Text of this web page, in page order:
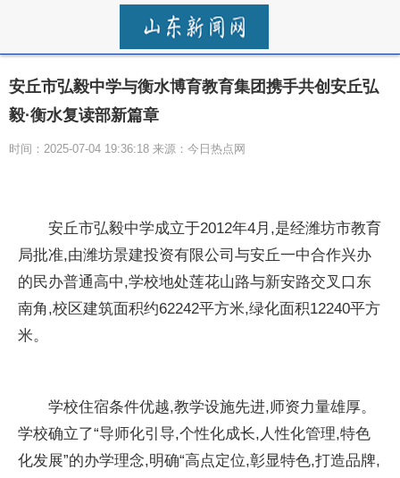
安丘市弘毅中学与衡水博育教育集团携手共创安丘弘
毅·衡水复读部新篇章
时间：2025-07-04 19:36:18 来源：今日热点网
安丘市弘毅中学成立于2012年4月,是经潍坊市教育
局批准,由潍坊景建投资有限公司与安丘一中合作兴办
的民办普通高中,学校地处莲花山路与新安路交叉口东
南角,校区建筑面积约62242平方米,绿化面积12240平方
米。
学校住宿条件优越,教学设施先进,师资力量雄厚。
学校确立了“导师化引导,个性化成长,人性化管理,特色
化发展”的办学理念,明确“高点定位,彰显特色,打造品牌,